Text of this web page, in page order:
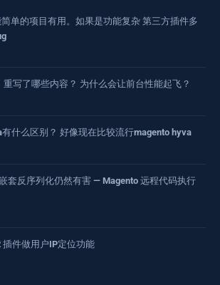
单的项目有用。如果是功能复杂 第三方插件多
写了哪些内容？ 为什么会让前台性能起飞？
什么区别？ 好像现在比较流行magento hyva
套反序列化仍然有害 — Magento 远程代码执行
插件做用户IP定位功能